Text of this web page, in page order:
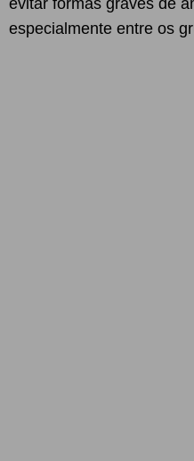
evitar formas graves de
especialmente entre os